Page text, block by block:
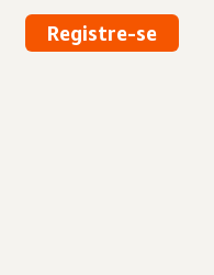
Registre-se